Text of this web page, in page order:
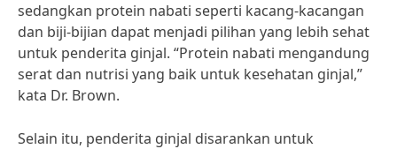
sedangkan protein nabati seperti kacang-kacangan
dan biji-bijian dapat menjadi pilihan yang lebih sehat
untuk penderita ginjal. “Protein nabati mengandung
serat dan nutrisi yang baik untuk kesehatan ginjal,”
kata Dr. Brown.
Selain itu, penderita ginjal disarankan untuk